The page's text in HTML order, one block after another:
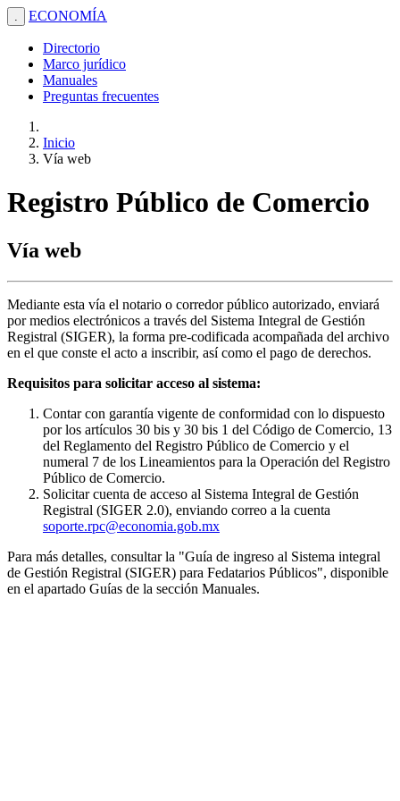
. ECONOMÍA
Directorio
Marco jurídico
Manuales
Preguntas frecuentes
Inicio
Vía web
Registro Público de Comercio
Vía web
Mediante esta vía el notario o corredor público autorizado, enviará
por medios electrónicos a través del Sistema Integral de Gestión
Registral (SIGER), la forma pre-codificada acompañada del archivo
en el que conste el acto a inscribir, así como el pago de derechos.
Requisitos para solicitar acceso al sistema:
Contar con garantía vigente de conformidad con lo dispuesto
por los artículos 30 bis y 30 bis 1 del Código de Comercio, 13
del Reglamento del Registro Público de Comercio y el
numeral 7 de los Lineamientos para la Operación del Registro
Público de Comercio.
Solicitar cuenta de acceso al Sistema Integral de Gestión
Registral (SIGER 2.0), enviando correo a la cuenta
soporte.rpc@economia.gob.mx
Para más detalles, consultar la "Guía de ingreso al Sistema integral
de Gestión Registral (SIGER) para Fedatarios Públicos", disponible
en el apartado Guías de la sección Manuales.